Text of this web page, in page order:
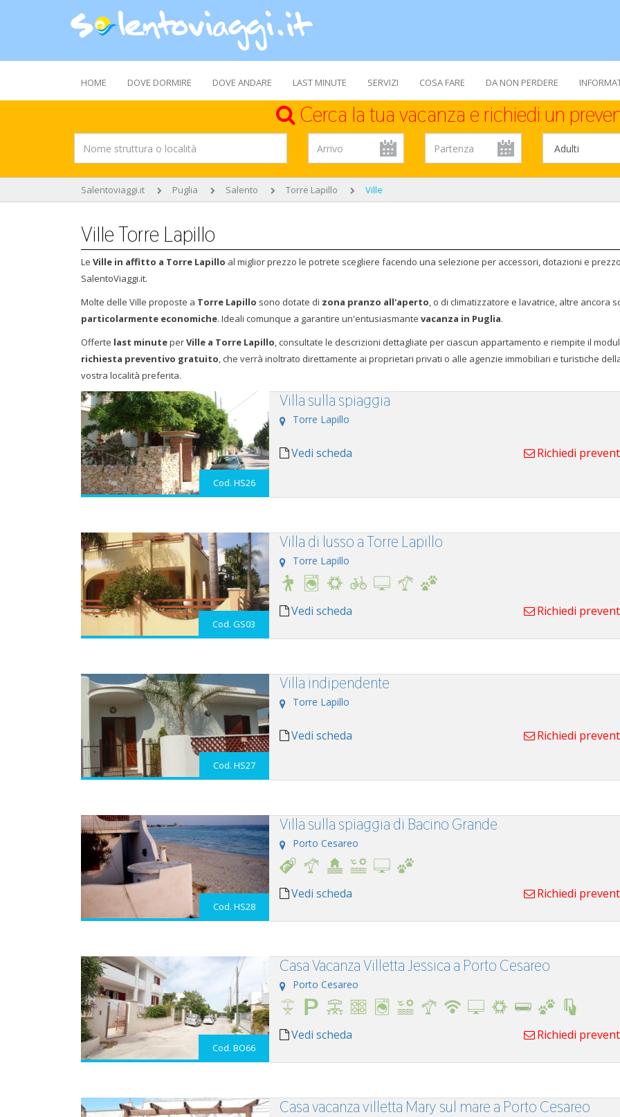
HOME DOVE DORMIRE DOVE ANDARE LAST MINUTE SERVIZI COSA FARE DA NON PERDERE
Cerca la tua vacanza e richiedi un
Salentoviaggi.it Puglia Salento Torre Lapillo Ville
Ville Torre Lapillo
Le Ville in affitto a Torre Lapillo al miglior prezzo le potrete scegliere facendo una selezione per accessori, dotazioni e
SalentoViaggi.it.
Molte delle Ville proposte a Torre Lapillo sono dotate di zona pranzo all'aperto, o di climatizzatore e lavatrice, altre ancora
particolarmente economiche. Ideali comunque a garantire un'entusiasmante vacanza in Puglia.
Offerte last minuteperVille a Torre Lapillo, consultate le descrizioni dettagliate per ciascun appartamento e riempite il
richiesta preventivo gratuito, che verrà inoltrato direttamente ai proprietari privati o alle agenzie immobiliari e turistiche
vostra località preferita.
Cod. HS26
Villa sulla spiaggia
Torre Lapillo
Vedi scheda Richiedi
Cod. GS03
Villa di lusso a Torre Lapillo
Torre Lapillo
Vedi scheda Richiedi
Cod. HS27
Villa indipendente
Torre Lapillo
Vedi scheda Richiedi
Cod. HS28
Villa sulla spiaggia di Bacino Grande
Porto Cesareo
Vedi scheda Richiedi
Cod. BO66
Casa Vacanza Villetta Jessica a Porto Cesareo
Porto Cesareo
Vedi scheda Richiedi
Casa vacanza villetta Mary sul mare a Porto Cesareo